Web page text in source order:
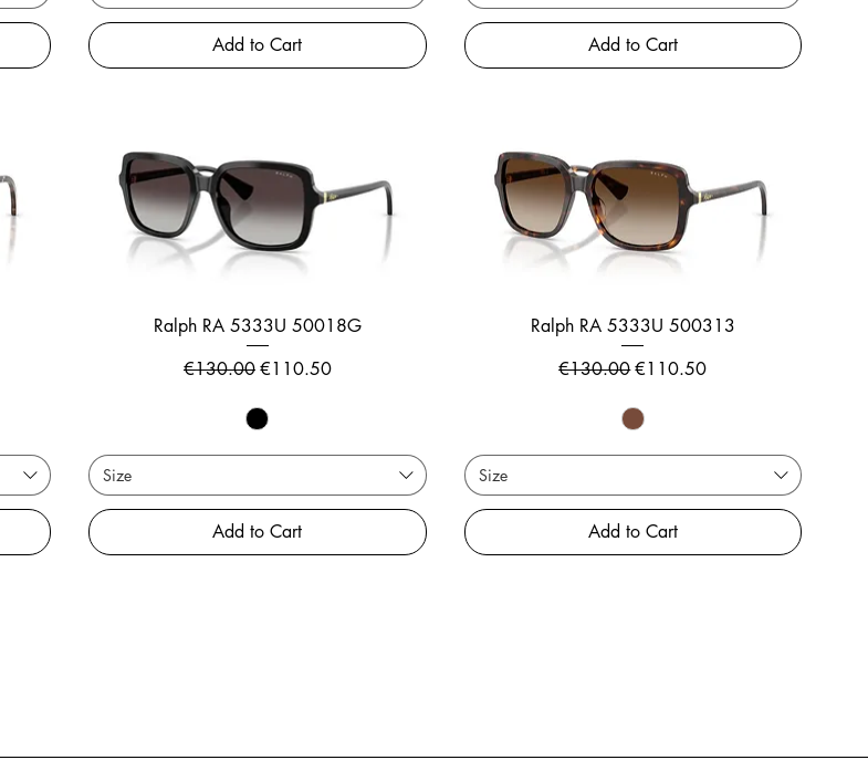
Add to Cart Add to Cart
Ralph RA 5333U 50018G
Regular Price
€130.00Sale Price
€110.50
Size
Add to Cart
Ralph RA 5333U 500313
Regular Price
€130.00Sale Price
€110.50
Size
Add to Cart